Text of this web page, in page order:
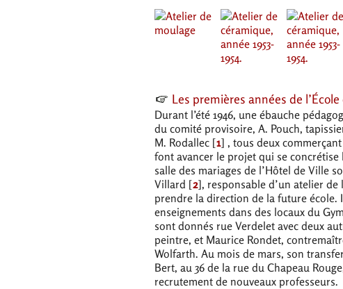
Les premières années de
Durant l’été 1946, une ébauche
du comité provisoire, A. Pouch,
M. Rodallec [1] , tous deux
font avancer le projet qui se
salle des mariages de l’Hôtel de Ville
Villard [2], responsable d’un atelier de
prendre la direction de la future école.
enseignements dans des locaux du
sont donnés rue Verdelet avec deux
peintre, et Maurice Rondet,
Wolfarth. Au mois de mars, son
Bert, au 36 de la rue du Chapeau
recrutement de nouveaux professeurs.